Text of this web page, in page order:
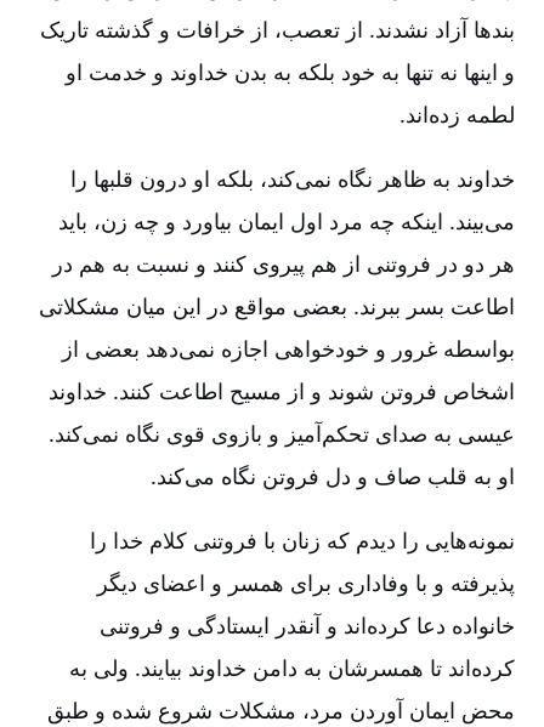
بندها آزاد نشدند. از تعصب‌، از خرافات و گذشته تاریک
و اینها نه تنها به خود بلکه به بدن خداوند و خدمت او
لطمه زده‌اند.
خداوند به ظاهر نگاه نمی‌کند، بلکه او درون قلبها را
می‌بیند. اینکه چه مرد اول ایمان بیاورد و چه زن‌، باید
هر دو در فروتنی از هم پیروی کنند و نسبت به هم در
اطاعت بسر ببرند. بعضی مواقع در این میان مشکلاتی
بواسطه غرور و خودخواهی اجازه نمی‌دهد بعضی از
اشخاص فروتن شوند و از مسیح اطاعت کنند. خداوند
عیسی به صدای تحکم‌آمیز و بازوی قوی نگاه نمی‌کند.
او به قلب صاف و دل فروتن نگاه می‌کند.
نمونه‌هایی را دیدم که زنان با فروتنی کلام خدا را
پذیرفته و با وفاداری برای همسر و اعضای دیگر
خانواده دعا کرده‌اند و آنقدر ایستادگی و فروتنی
کرده‌اند تا همسرشان به دامن خداوند بیایند. ولی به
محض ایمان آوردن مرد، مشکلات شروع شده و طبق